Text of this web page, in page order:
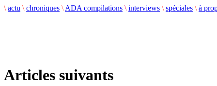
\ actu \ chroniques \ ADA compilations \ interviews \ spéciales \ à
Articles suivants